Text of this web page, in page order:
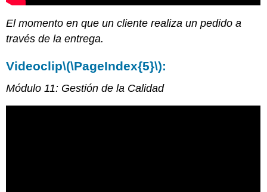
El momento en que un cliente realiza un pedido a
través de la entrega.
Videoclip\(\PageIndex{5}\):
Módulo 11: Gestión de la Calidad